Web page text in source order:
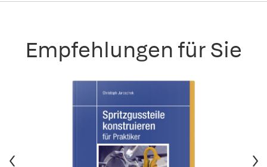
Empfehlungen für Sie